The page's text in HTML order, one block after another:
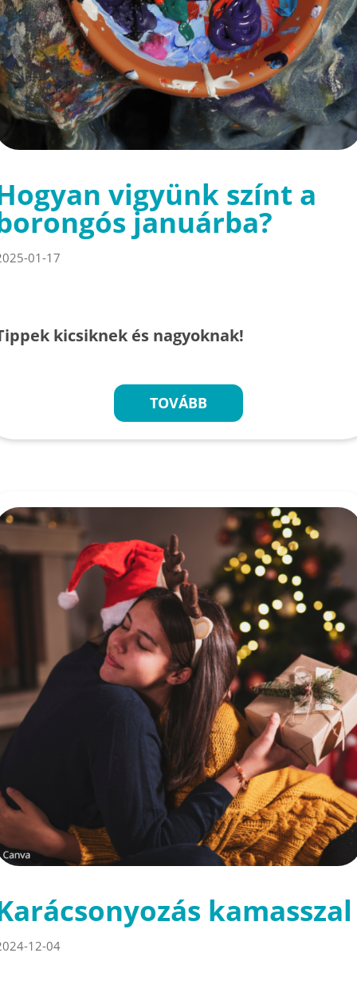
vigyünk színt a
januárba?
01-17
kicsiknek és nagyoknak!
TOVÁBB
kamasszal
12-04